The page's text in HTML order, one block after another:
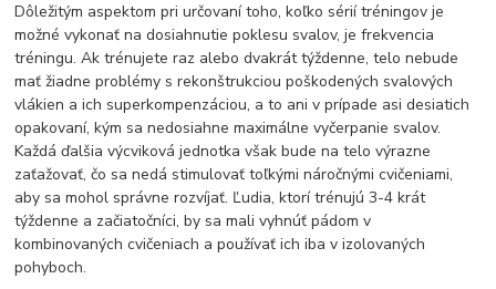
Dôležitým aspektom pri určovaní toho, koľko sérií tréningov je
možné vykonať na dosiahnutie poklesu svalov, je frekvencia
tréningu. Ak trénujete raz alebo dvakrát týždenne, telo nebude
mať žiadne problémy s rekonštrukciou poškodených svalových
vlákien a ich superkompenzáciou, a to ani v prípade asi desiatich
opakovaní, kým sa nedosiahne maximálne vyčerpanie svalov.
Každá ďalšia výcviková jednotka však bude na telo výrazne
zaťažovať, čo sa nedá stimulovať toľkými náročnými cvičeniami,
aby sa mohol správne rozvíjať. Ľudia, ktorí trénujú 3-4 krát
týždenne a začiatočníci, by sa mali vyhnúť pádom v
kombinovaných cvičeniach a používať ich iba v izolovaných
pohyboch.